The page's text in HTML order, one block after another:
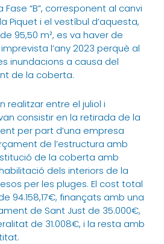
“B”, corresponent al canvi
Piquet i el vestíbul d’aquesta,
95,50 m², es va haver de
l’any 2023 perquè al
inundacions a causa del
de la coberta.
realitzar entre el juliol i
consistir en la retirada de la
per part d’una empresa
de l’estructura amb
de la coberta amb
dels interiors de la
per les pluges.El cost total
94.158,17€, finançats amb una
deSant Just de 35.000€,
de 31.008€, i la resta amb